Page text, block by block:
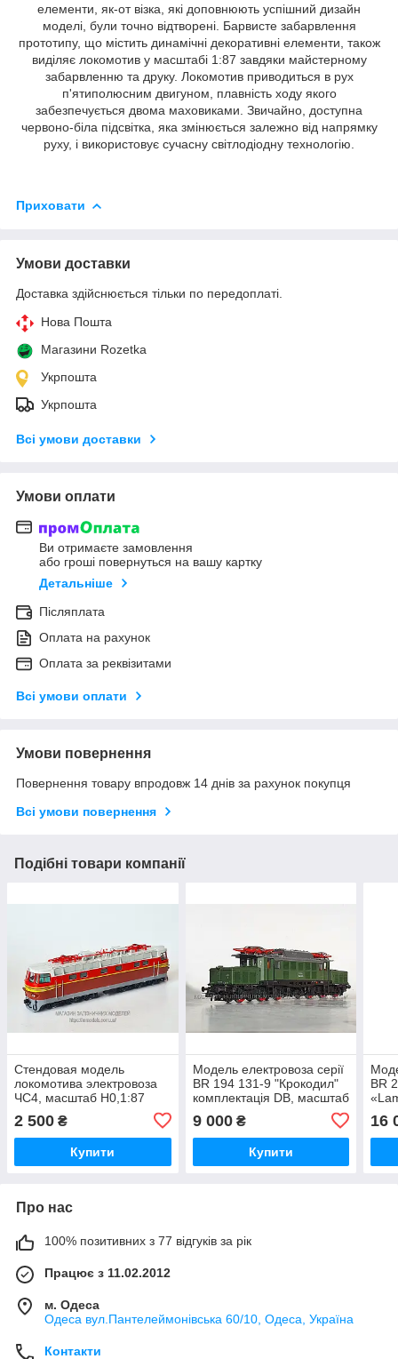
елементи, як-от візка, які доповнюють успішний дизайн
моделі, були точно відтворені. Барвисте забарвлення
прототипу, що містить динамічні декоративні елементи, також
виділяє локомотив у масштабі 1:87 завдяки майстерному
забарвленню та друку. Локомотив приводиться в рух
п'ятиполюсним двигуном, плавність ходу якого
забезпечується двома маховиками. Звичайно, доступна
червоно-біла підсвітка, яка змінюється залежно від напрямку
руху, і використовує сучасну світлодіодну технологію.
Приховати
Умови доставки
Доставка здійснюється тільки по передоплаті.
Нова Пошта
Магазини Rozetka
Укрпошта
Укрпошта
Всі умови доставки
Умови оплати
Ви отримаєте замовлення
або гроші повернуться на вашу картку
Детальніше
Післяплата
Оплата на рахунок
Оплата за реквізитами
Всі умови оплати
Умови повернення
Повернення товару впродовж 14 днів за рахунок покупця
Всі умови повернення
Подібні товари компанії
Стендовая модель
локомотива электровоза
ЧС4, масштаб H0,1:87
2 500 ₴
Купити
Модель електровоза серії
BR 194 131-9 "Крокодил"
комплектація DB, масштаб
9 000₴
Купити
BR
16
Про нас
100% позитивних з 77 відгуків за рік
Працює з 11.02.2012
м. Одеса
Одеса вул.Пантелеймонівська 60/10, Одеса, Україна
Контакти